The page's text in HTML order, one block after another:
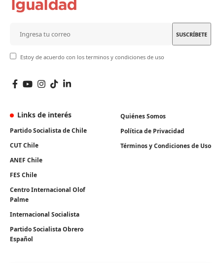
Estoy de acuerdo con los terminos y condiciones de uso
Links de interés
Partido Socialista de Chile
CUT Chile
ANEF Chile
FES Chile
Centro Internacional Olof
Palme
Internacional Socialista
Partido Socialista Obrero
Español
Quiénes Somos
Política de Privacidad
Términos y Condiciones de Uso